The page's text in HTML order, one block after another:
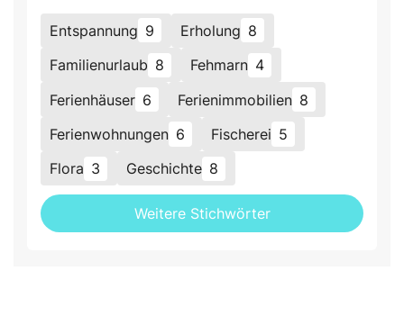
Entspannung 9 Erholung 8
Familienurlaub 8 Fehmarn 4
Ferienhäuser 6 Ferienimmobilien 8
Ferienwohnungen 6 Fischerei 5
Flora 3 Geschichte 8
Weitere Stichwörter